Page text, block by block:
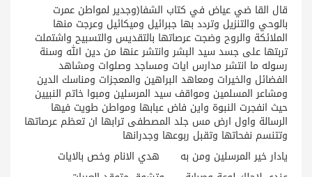
قال القا ضي عياض في كتاب الشفا(وجدير لمواطن عمرت
بالوحي والتنزيل وتردد بها جبرائيل وميكائيل وعرجت منها
الملائكة والروح وضجت عرصاتها بالتقديس والتسبيح واشتملت
تربتها على جسد سيد البشر وانتشر عنها من دين الله وسنة
رسوله ما انتشر مدارس ايات ومساجد وصلوات ومشاهد
الفضائل والخيرات ومعاهد البراهين والمعجزات ومناسك الدين
ومشاعر المسلمين ومواقف سيد المرسلين ومبوا خاتم النبيين
حيث انفجرت النبوة واين فاض عبابها ومواطن طويت فيها
الرسالة واول ارض مس جلد المصطفى ترابها ان تعظم عرصاتها
وتتنسم نفحاتها وتقبل ربوعها وجدرانها
يادار خير المرسلين ومن به هدي الانام وخص بالايات